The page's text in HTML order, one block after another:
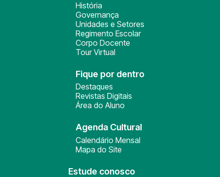
História
Governança
Unidades e Setores
Regimento Escolar
Corpo Docente
Tour Virtual
Fique por dentro
Destaques
Revistas Digitais
Área do Aluno
Agenda Cultural
Calendário Mensal
Mapa do Site
Estude conosco